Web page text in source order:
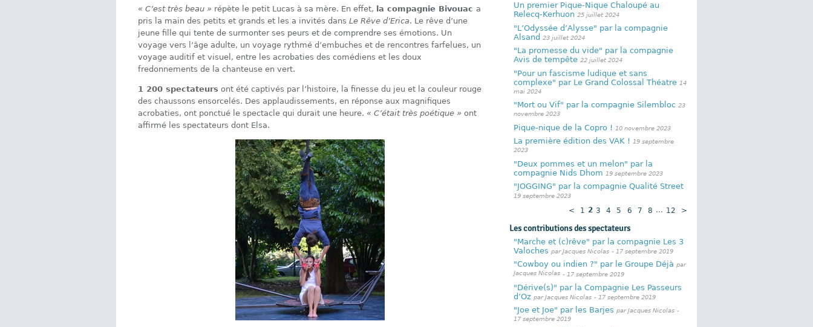
« C’est très beau » répète le petit Lucas à sa mère. En effet, la compagnie Bivouac a
pris la main des petits et grands et les a invités dans Le Rêve d’Erica. Le rêve d’une
jeune fille qui tente de surmonter ses peurs et de comprendre ses émotions. Un
voyage vers l’âge adulte, un voyage rythmé d’embuches et de rencontres farfelues, un
voyage auditif et visuel, entre les acrobaties des comédiens et les doux
fredonnements de la chanteuse en vert.
1 200 spectateurs ont été captivés par l’histoire, la finesse du jeu et la couleur rouge
des chaussons ensorcelés. Des applaudissements, en réponse aux magnifiques
acrobaties, ont ponctué le spectacle qui durait une heure. « C’était très poétique » ont
affirmé les spectateurs dont Elsa.
Un premier Pique-Nique Chaloupé au
Relecq-Kerhuon 25 juillet 2024
"L’Odyssée d’Alysse" par la compagnie
Alsand 23 juillet 2024
"La promesse du vide" par la compagnie
Avis de tempête 22 juillet 2024
"Pour un fascisme ludique et sans
complexe" par Le Grand Colossal Théatre 14
mai 2024
"Mort ou Vif" par la compagnie Silembloc 23
novembre 2023
Pique-nique de la Copro ! 10 novembre 2023
La première édition des VAK ! 19 septembre
2023
"Deux pommes et un melon" par la
compagnie Nids Dhom 19 septembre 2023
"JOGGING" par la compagnie Qualité Street
19 septembre 2023
< 1 2 3 4 5 6 7 8 ... 12 >
Les contributions des spectateurs
"Marche et (c)rêve" par la compagnie Les 3
Valoches par Jacques Nicolas - 17 septembre 2019
"Cowboy ou indien ?" par le Groupe Déjà par
Jacques Nicolas - 17 septembre 2019
"Dérive(s)" par la Compagnie Les Passeurs
d’Oz par Jacques Nicolas - 17 septembre 2019
"Joe et Joe" par les Barjes par Jacques Nicolas -
17 septembre 2019